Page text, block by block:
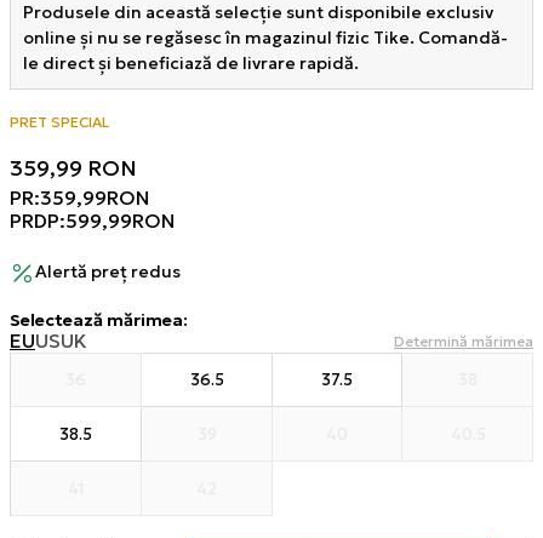
Produsele din această selecție sunt disponibile exclusiv
online și nu se regăsesc în magazinul fizic Tike. Comandă-
le direct și beneficiază de livrare rapidă.
PRET SPECIAL
359,99 RON
PR:359,99RON
PRDP:599,99RON
Alertă preț redus
Selectează mărimea:
EUUSUK Determină mărimea
36.5 37.5
38.5